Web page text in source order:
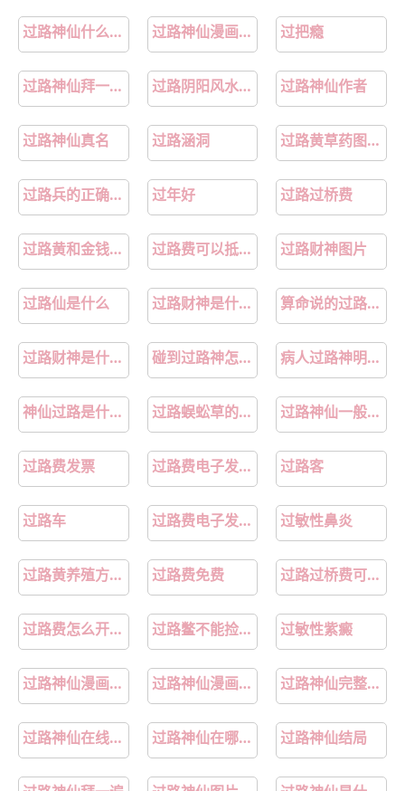
第39话中 桃花故人 第39话下 华都
第40话上 喜丧 第40话下 喜丧
第43话 再相逢
过路神仙什么意思 过路神仙漫画最新话 过把瘾
过路神仙拜一遍广场舞完整版 过路阴阳风水教学视频 过路神仙作者
过路神仙真名 过路涵洞 过路黄草药图片功效与作用
过路兵的正确走法 过年好 过路过桥费
过路黄和金钱草的区别 过路费可以抵扣增值税吗 过路财神图片
过路仙是什么 过路财神是什么生肖 算命说的过路财神是什么意思
过路财神是什么意思 碰到过路神怎么办 病人过路神明是什么意思
神仙过路是什么意思 过路蜈蚣草的图片 过路神仙一般指什么人
过路费发票 过路费电子发票怎么开 过路客
过路车 过路费电子发票怎么打出来 过敏性鼻炎
过路黄养殖方法和注意事项 过路费免费 过路过桥费可以抵扣进项税吗
过路费怎么开电子票 过路鳖不能捡的说法 过敏性紫癜
过路神仙漫画免费 过路神仙漫画有小说吗 过路神仙完整版dj
过路神仙在线免费观看 过路神仙在哪里看 过路神仙结局